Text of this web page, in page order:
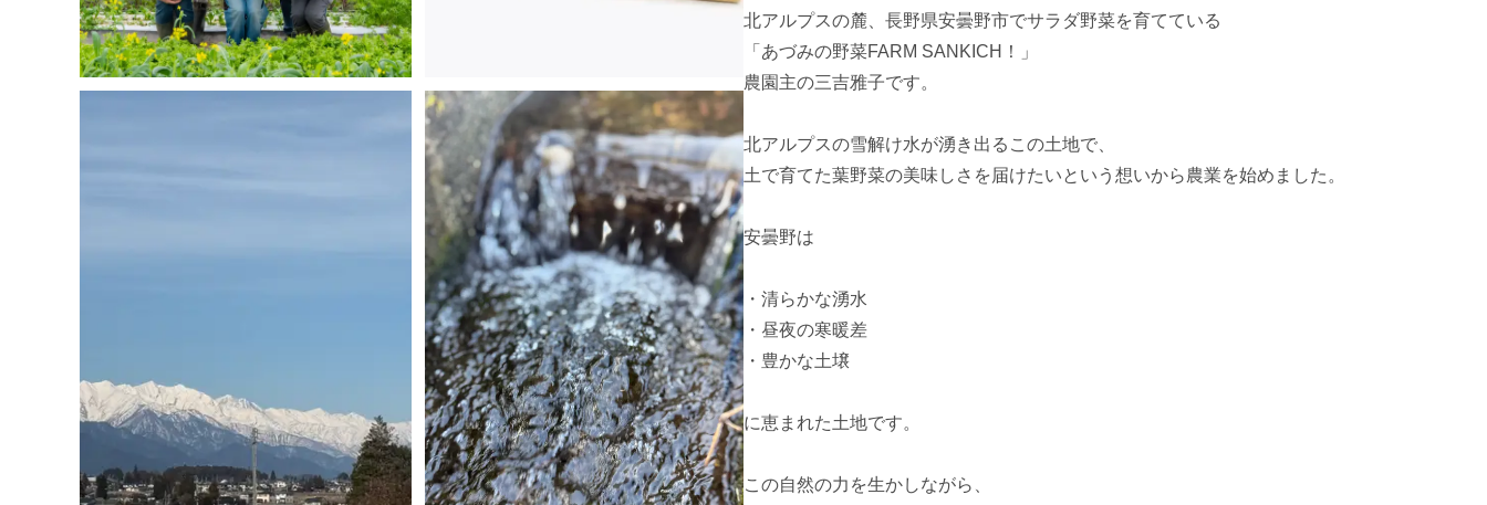
北アルプスの麓、長野県安曇野市でサラダ野菜を育てている
「あづみの野菜FARM SANKICH！」
農園主の三吉雅子です。
北アルプスの雪解け水が湧き出るこの土地で、
土で育てた葉野菜の美味しさを届けたいという想いから農業を始めました。
安曇野は
・清らかな湧水
・昼夜の寒暖差
・豊かな土壌
に恵まれた土地です。
この自然の力を生かしながら、